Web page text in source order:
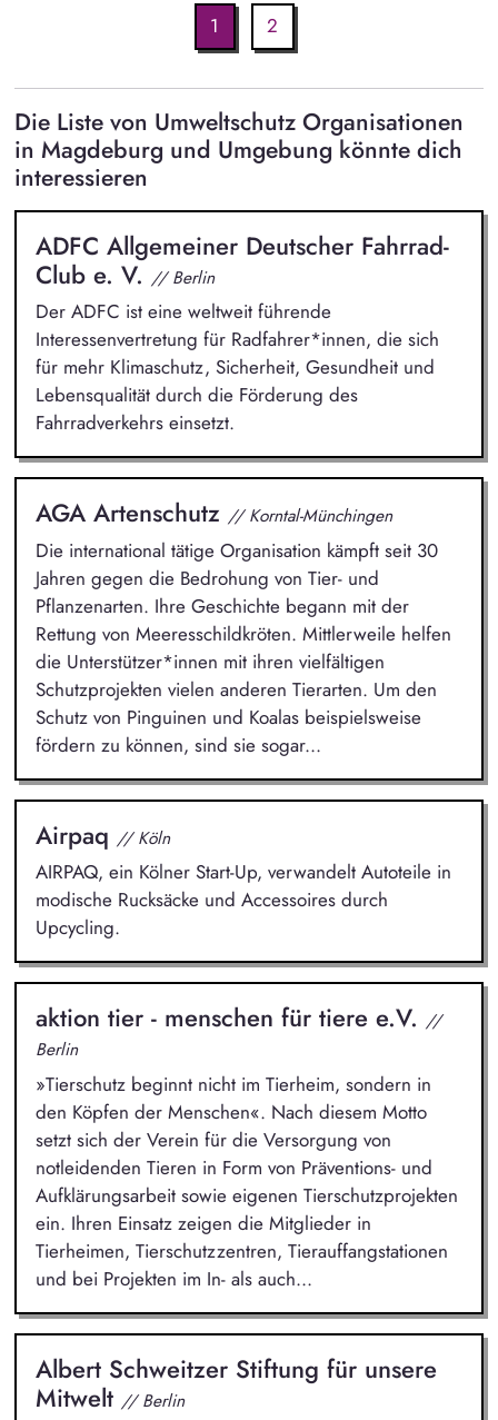
1 2
Die Liste von Umweltschutz Organisationen
in Magdeburg und Umgebung könnte dich
interessieren
ADFC Allgemeiner Deutscher Fahrrad-
Club e. V. // Berlin
Der ADFC ist eine weltweit führende
Interessenvertretung für Radfahrer*innen, die sich
für mehr Klimaschutz, Sicherheit, Gesundheit und
Lebensqualität durch die Förderung des
Fahrradverkehrs einsetzt.
AGA Artenschutz // Korntal-Münchingen
Die international tätige Organisation kämpft seit 30
Jahren gegen die Bedrohung von Tier- und
Pflanzenarten. Ihre Geschichte begann mit der
Rettung von Meeresschildkröten. Mittlerweile helfen
die Unterstützer*innen mit ihren vielfältigen
Schutzprojekten vielen anderen Tierarten. Um den
Schutz von Pinguinen und Koalas beispielsweise
fördern zu können, sind sie sogar...
Airpaq // Köln
AIRPAQ, ein Kölner Start-Up, verwandelt Autoteile in
modische Rucksäcke und Accessoires durch
Upcycling.
aktion tier - menschen für tiere e.V. //
Berlin
»Tierschutz beginnt nicht im Tierheim, sondern in
den Köpfen der Menschen«. Nach diesem Motto
setzt sich der Verein für die Versorgung von
notleidenden Tieren in Form von Präventions- und
Aufklärungsarbeit sowie eigenen Tierschutzprojekten
ein. Ihren Einsatz zeigen die Mitglieder in
Tierheimen, Tierschutzzentren, Tierauffangstationen
und bei Projekten im In- als auch...
Albert Schweitzer Stiftung für unsere
Mitwelt // Berlin